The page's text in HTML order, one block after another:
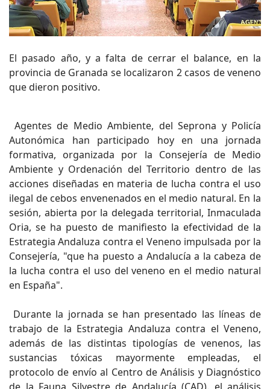
El pasado año, y a falta de cerrar el balance, en la
provincia de Granada se localizaron 2 casos de veneno
que dieron positivo.
Agentes de Medio Ambiente, del Seprona y Policía
Autonómica han participado hoy en una jornada
formativa, organizada por la Consejería de Medio
Ambiente y Ordenación del Territorio dentro de las
acciones diseñadas en materia de lucha contra el uso
ilegal de cebos envenenados en el medio natural. En la
sesión, abierta por la delegada territorial, Inmaculada
Oria, se ha puesto de manifiesto la efectividad de la
Estrategia Andaluza contra el Veneno impulsada por la
Consejería, "que ha puesto a Andalucía a la cabeza de
la lucha contra el uso del veneno en el medio natural
en España".
Durante la jornada se han presentado las líneas de
trabajo de la Estrategia Andaluza contra el Veneno,
además de las distintas tipologías de venenos, las
sustancias tóxicas mayormente empleadas, el
protocolo de envío al Centro de Análisis y Diagnóstico